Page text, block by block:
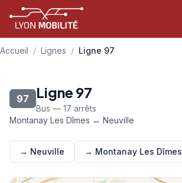
Aller au contenu principal
Accueil / Lignes / Ligne 97
97 Ligne 97
Bus — 17 arrêts
Montanay Les Dîmes ↔ Neuville
→ Neuville → Montanay Les Dîmes